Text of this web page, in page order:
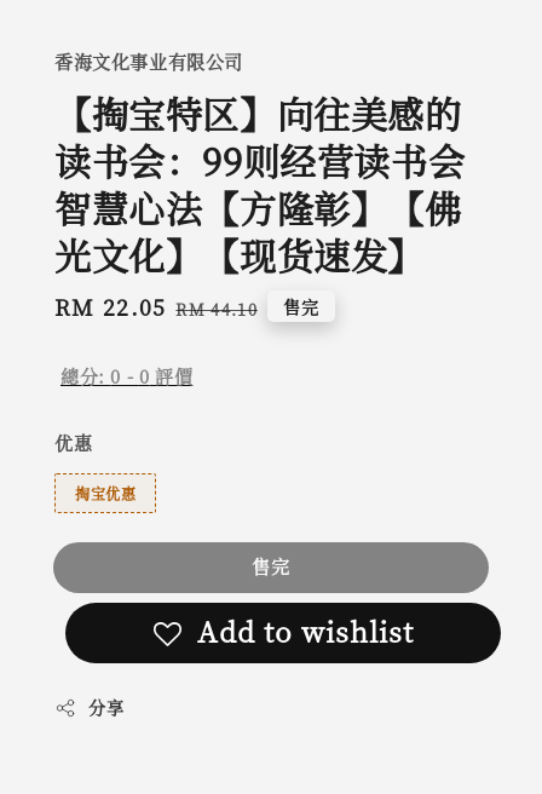
香海文化事业有限公司
【掏宝特区】向往美感的
读书会：99则经营读书会
智慧心法【方隆彰】【佛
光文化】【现货速发】
Sale
RM 22.05 Regular
RM 44.10 售完
總分:0 - 0 評價
优惠
掏宝优惠
售完
Add to wishlist
分享